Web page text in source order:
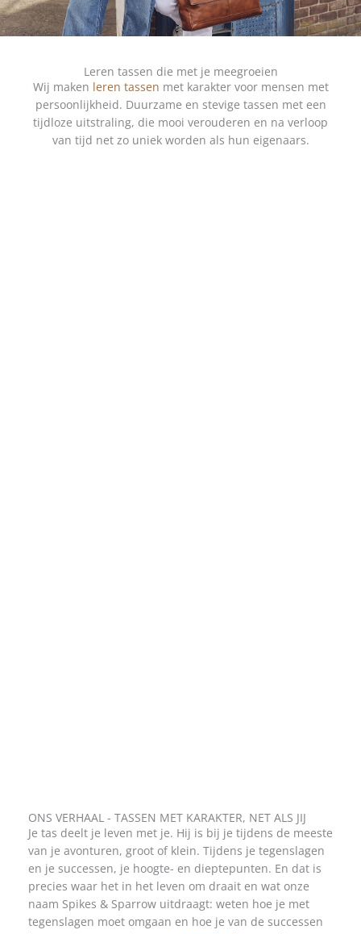
Leren tassen die met je meegroeien
Wij maken leren tassen met karakter voor mensen met
persoonlijkheid. Duurzame en stevige tassen met een
tijdloze uitstraling, die mooi verouderen en na verloop
van tijd net zo uniek worden als hun eigenaars.
ONS VERHAAL - TASSEN MET KARAKTER, NET ALS JIJ
Je tas deelt je leven met je. Hij is bij je tijdens de meeste
van je avonturen, groot of klein. Tijdens je tegenslagen
en je successen, je hoogte- en dieptepunten. En dat is
precies waar het in het leven om draait en wat onze
naam Spikes & Sparrow uitdraagt: weten hoe je met
tegenslagen moet omgaan en hoe je van de successen